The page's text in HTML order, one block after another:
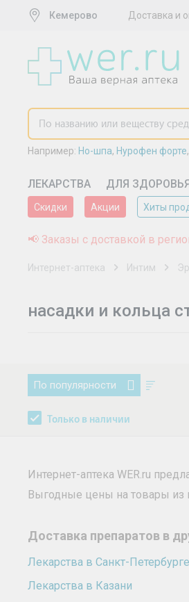
Кемерово Доставка и
Например: Но-шпа, Нурофен форте,
ЛЕКАРСТВА ДЛЯ
Скидки Акции Хиты
📢 Заказы с доставкой в
Интернет-аптека Интим
насадки и кольца
По популярности
Только в наличии
Интернет-аптека WER.ru
Выгодные цены на товары из
Доставка препаратов в
Лекарства в Санкт-Петербурге
Лекарства в Казани